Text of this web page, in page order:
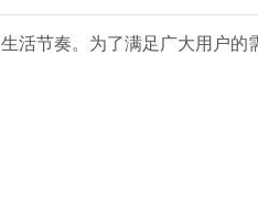
活节奏。为了满足广大用户